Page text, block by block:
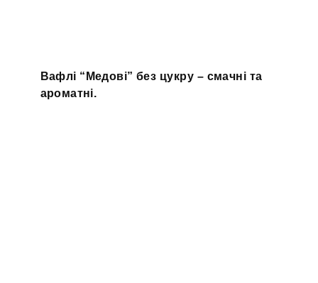
Вафлі “Медові” без цукру – смачні та
ароматні.